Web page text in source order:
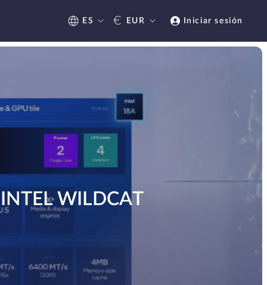
ES € EUR Iniciar sesión
INTEL WILDCAT